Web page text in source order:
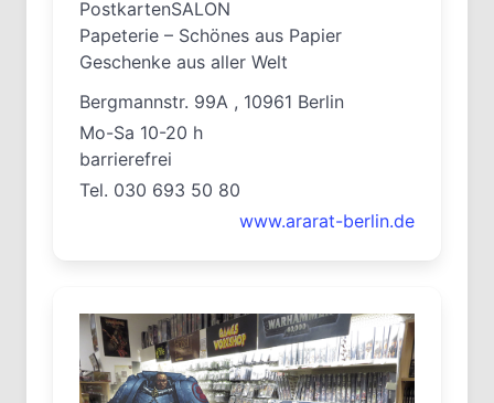
PostkartenSALON
Papeterie – Schönes aus Papier
Geschenke aus aller Welt
Bergmannstr. 99A , 10961 Berlin
Mo-Sa 10-20 h
barrierefrei
Tel. 030 693 50 80
www.ararat-berlin.de